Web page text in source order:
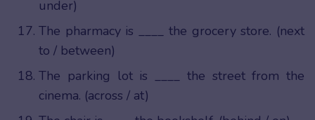
under)
The pharmacy is ____ the grocery store. (next
to / between)
The parking lot is ____ the street from the
cinema. (across / at)